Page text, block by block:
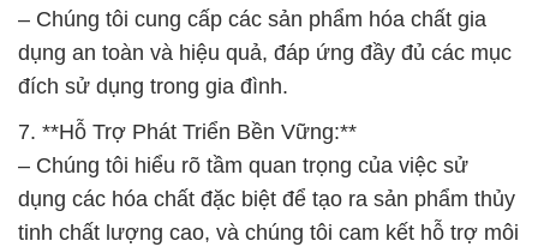
– Chúng tôi cung cấp các sản phẩm hóa chất gia
dụng an toàn và hiệu quả, đáp ứng đầy đủ các mục
đích sử dụng trong gia đình.
7. **Hỗ Trợ Phát Triển Bền Vững:**
– Chúng tôi hiểu rõ tầm quan trọng của việc sử
dụng các hóa chất đặc biệt để tạo ra sản phẩm thủy
tinh chất lượng cao, và chúng tôi cam kết hỗ trợ môi